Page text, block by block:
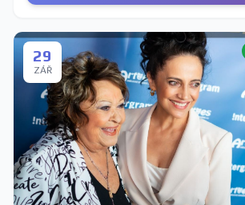
29
ZÁŘ